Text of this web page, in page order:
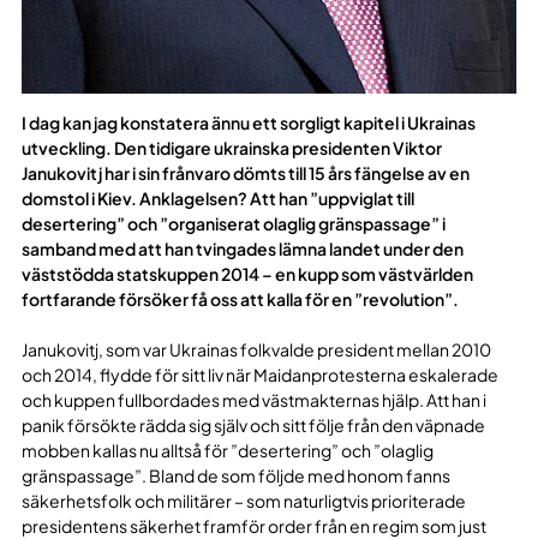
I dag kan jag konstatera ännu ett sorgligt kapitel i Ukrainas
utveckling. Den tidigare ukrainska presidenten Viktor
Janukovitj har i sin frånvaro dömts till 15 års fängelse av en
domstol i Kiev. Anklagelsen? Att han ”uppviglat till
desertering” och ”organiserat olaglig gränspassage” i
samband med att han tvingades lämna landet under den
väststödda statskuppen 2014 – en kupp som västvärlden
fortfarande försöker få oss att kalla för en ”revolution”.
Janukovitj, som var Ukrainas folkvalde president mellan 2010
och 2014, flydde för sitt liv när Maidanprotesterna eskalerade
och kuppen fullbordades med västmakternas hjälp. Att han i
panik försökte rädda sig själv och sitt följe från den väpnade
mobben kallas nu alltså för ”desertering” och ”olaglig
gränspassage”. Bland de som följde med honom fanns
säkerhetsfolk och militärer – som naturligtvis prioriterade
presidentens säkerhet framför order från en regim som just